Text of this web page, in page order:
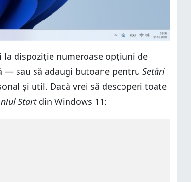
la dispoziție numeroase opțiuni de
— sau să adaugi butoane pentru Setări
și util. Dacă vrei să descoperi toate
Startdin Windows 11: